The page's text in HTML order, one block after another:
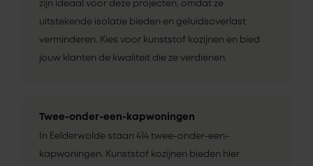
zijn ideaal voor deze projecten, omdat ze
uitstekende isolatie bieden en geluidsoverlast
verminderen. Kies voor kunststof kozijnen en bied
jouw klanten de kwaliteit die ze verdienen.
Twee-onder-een-kapwoningen
In Eelderwolde staan 414 twee-onder-een-
kapwoningen. Kunststof kozijnen bieden hier